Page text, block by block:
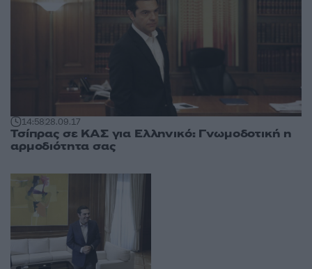
14:5828.09.17
Τσίπρας σε ΚΑΣ για Ελληνικό: Γνωμοδοτική η
αρμοδιότητα σας